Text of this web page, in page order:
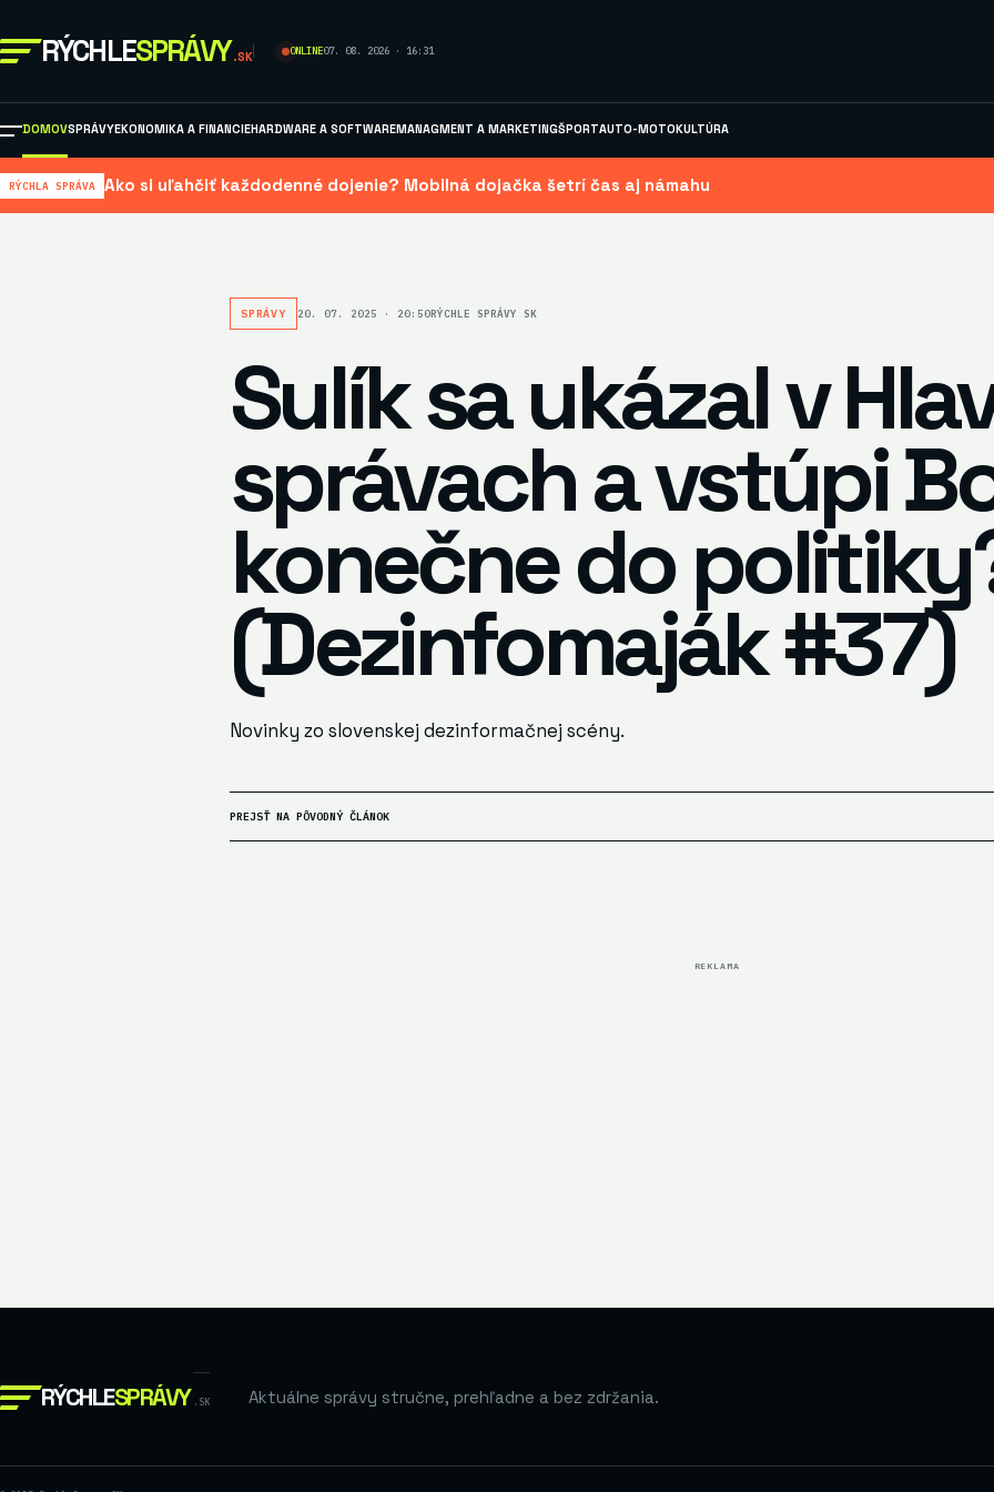
RÝCHLESPRÁVY .SK ONLINE07. 08. 2026 · 16:31
DOMOVSPRÁVYEKONOMIKA A FINANCIEHARDWARE A SOFTWAREMANAGMENT A MARKETINGŠPORTAUTO-MOTOKULTÚRA
RÝCHLA SPRÁVA Ako si uľahčiť každodenné dojenie? Mobilná dojačka šetrí čas aj námahu
SPRÁVY 20. 07. 2025 · 20:50RÝCHLE SPRÁVY SK
Sulík sa ukázal v
správach a vstúpi
konečne do
(Dezinfomaják #37)
Novinky zo slovenskej dezinformačnej scény.
PREJSŤ NA PÔVODNÝ ČLÁNOK
REKLAMA
RÝCHLESPRÁVY .SK Aktuálne správy stručne, prehľadne a bez zdržania.